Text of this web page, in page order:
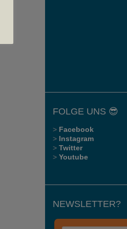
FOLGE UNS 😎
> Facebook
> Instagram
> Twitter
> Youtube
NEWSLETTER?